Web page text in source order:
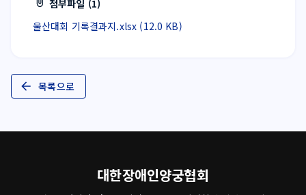
첨부파일 (1)
울산대회 기록결과지.xlsx (12.0 KB)
목록으로
대한장애인양궁협회